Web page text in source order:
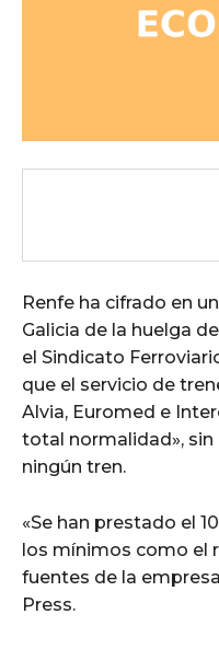
Renfe ha cifrado en
Galicia de la huelga
el Sindicato
que el servicio de
Alvia, Euromed e
total normalidad»,
ningún tren.
«Se han prestado el
los mínimos como el
fuentes de la
Press.